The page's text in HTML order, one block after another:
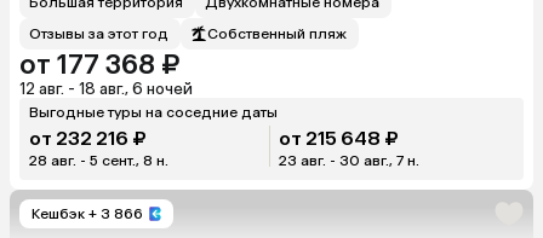
Отзывы за этот год
Собственный пляж
от 177 368 ₽
12 авг. - 18 авг., 6 ночей
Выгодные туры на соседние даты
от 232 216 ₽
28 авг. - 5 сент., 8 н.
от 215 648 ₽
23 авг. - 30 авг., 7 н.
Кешбэк + 3 866